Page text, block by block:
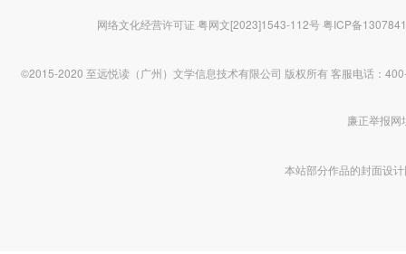
网络文化经营许可证 粤网文[2023]1543-112号粤ICP备
©2015-2020 至远悦读（广州）文学信息技术有限公司 版权所有 客服电话：
廉正举报
本站部分作品的封面设